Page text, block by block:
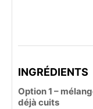
INGRÉDIENTS
Option 1 –
déjà cuits